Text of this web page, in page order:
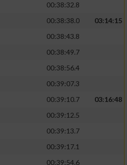
00:38:32.8
00:38:38.0
03:14:15
00:38:43.8
00:38:49.7
00:38:56.4
00:39:07.3
00:39:10.7
03:16:48
00:39:12.5
00:39:13.7
00:39:17.1
00:39:54.6